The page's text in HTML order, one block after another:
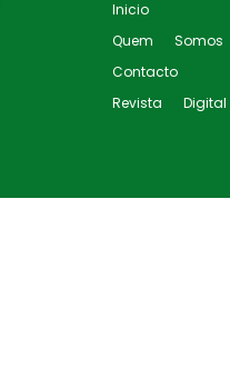
Inicio
Quem Somos
Contacto
Revista Digital